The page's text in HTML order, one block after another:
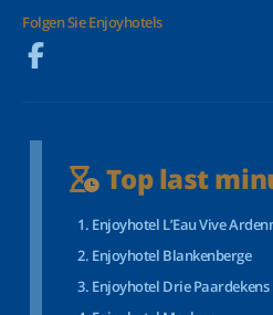
Folgen Sie Enjoyhotels
Top last
Enjoyhotel L’Eau Vive
Enjoyhotel Blankenberge
Enjoyhotel Drie Paardekens